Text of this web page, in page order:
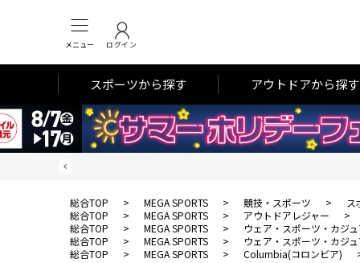
メニュー ログイン
スポーツから探す アウトドアから探す
総合TOP > MEGA SPORTS > 競技・スポーツ >
ス
総合TOP
> MEGA SPORTS > アウトドアレジャー
>
総合TOP
> MEGA SPORTS >
ウェア・スポーツ・カジ
総合TOP
> MEGA SPORTS >
ウェア・スポーツ・カジ
総合TOP
> MEGA SPORTS > Columbia(コロンビア)